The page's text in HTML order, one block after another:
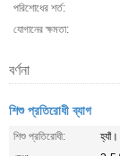
পরিশোধের শর্ত:
যোগানের ক্ষমতা:
বর্ণনা
শিশু প্রতিরোধী ব্যাগ
শিশু প্রতিরোধী:
হ্যাঁ।